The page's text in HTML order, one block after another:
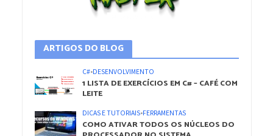
ARTIGOS DO BLOG
C#•DESENVOLVIMENTO
1 LISTA DE EXERCÍCIOS EM C# – CAFÉ COM
LEITE
DICAS E TUTORIAIS•FERRAMENTAS
COMO ATIVAR TODOS OS NÚCLEOS DO